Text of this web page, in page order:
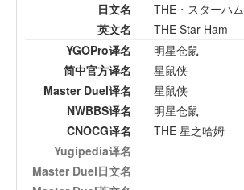
日文名
THE・スターハム
英文名
THE Star Ham
YGOPro译名
明星仓鼠
简中官方译名
星鼠侠
Master Duel译名
星鼠侠
NWBBS译名
明星仓鼠
CNOCG译名
THE 星之哈姆
Yugipedia译名
Master Duel日文名